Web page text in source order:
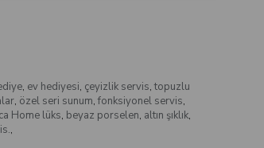
, ev hediyesi, çeyizlik servis, topuzlu
, özel seri sunum,fonksiyonel servis,
Home lüks, beyaz porselen, altın şıklık,
,